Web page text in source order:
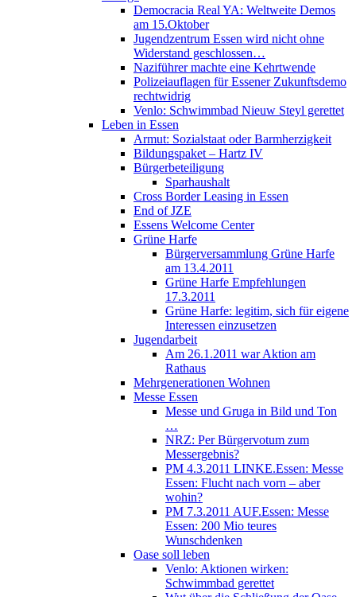
Democracia Real YA: Weltweite Demos
am 15.Oktober
Jugendzentrum Essen wird nicht ohne
Widerstand geschlossen…
Naziführer machte eine Kehrtwende
Polizeiauflagen für Essener Zukunftsdemo
rechtwidrig
Venlo: Schwimmbad Nieuw Steyl gerettet
Leben in Essen
Armut: Sozialstaat oder Barmherzigkeit
Bildungspaket – Hartz IV
Bürgerbeteiligung
Sparhaushalt
Cross Border Leasing in Essen
End of JZE
Essens Welcome Center
Grüne Harfe
Bürgerversammlung Grüne Harfe
am 13.4.2011
Grüne Harfe Empfehlungen
17.3.2011
Grüne Harfe: legitim, sich für eigene
Interessen einzusetzen
Jugendarbeit
Am 26.1.2011 war Aktion am
Rathaus
Mehrgenerationen Wohnen
Messe Essen
Messe und Gruga in Bild und Ton
…
NRZ: Per Bürgervotum zum
Messergebnis?
PM 4.3.2011 LINKE.Essen: Messe
Essen: Flucht nach vorn – aber
wohin?
PM 7.3.2011 AUF.Essen: Messe
Essen: 200 Mio teures
Wunschdenken
Oase soll leben
Venlo: Aktionen wirken:
Schwimmbad gerettet